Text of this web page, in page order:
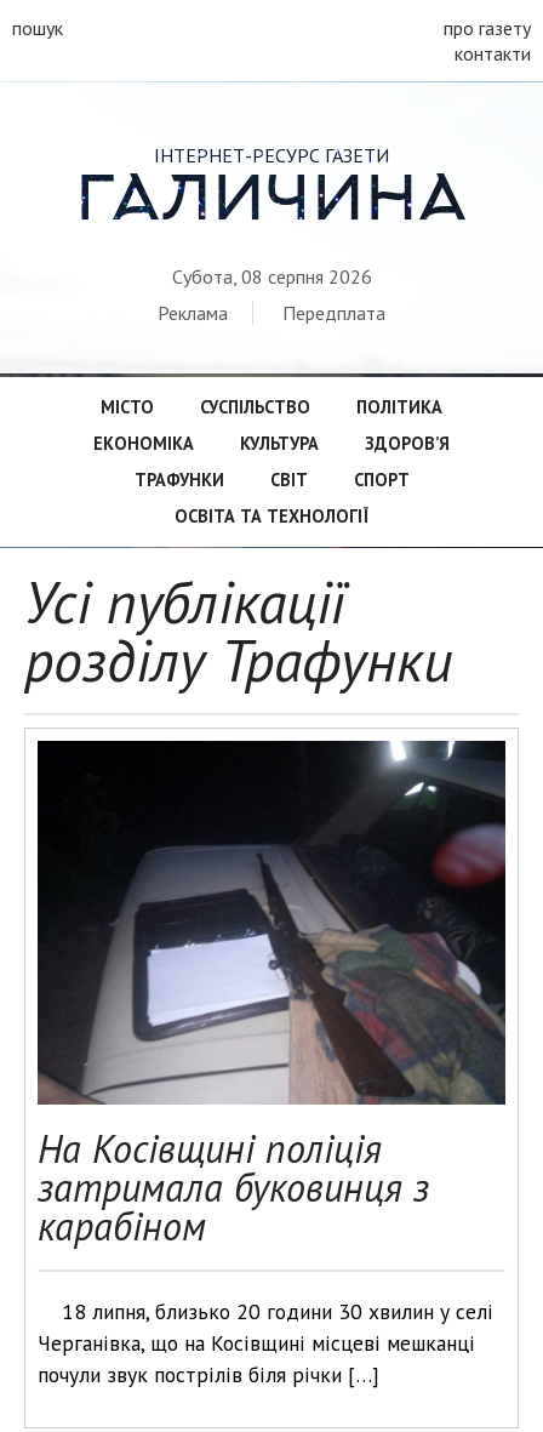
пошук
про газету
контакти
ІНТЕРНЕТ-РЕСУРС ГАЗЕТИ
ГАЛИЧИНА
Субота, 08 серпня 2026
Реклама
Передплата
МІСТО СУСПІЛЬСТВО
ПОЛІТИКА
ЕКОНОМІКА
КУЛЬТУРА
ЗДОРОВ’Я
ТРАФУНКИ
СВІТ
СПОРТ
ОСВІТА ТА ТЕХНОЛОГІЇ
Усі публікації
розділу Трафунки
На Косівщині поліція
затримала буковинця з
карабіном
18 липня, близько 20 години 30 хвилин у селі
Черганівка, що на Косівщині місцеві мешканці
почули звук пострілів біля річки […]